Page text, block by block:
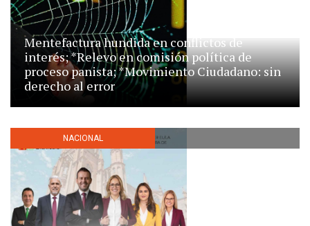
Mentefactura hundida en conflictos de
interés; *Relevo en comisión política de
proceso panista; *Movimiento Ciudadano: sin
derecho al error
NACIONAL